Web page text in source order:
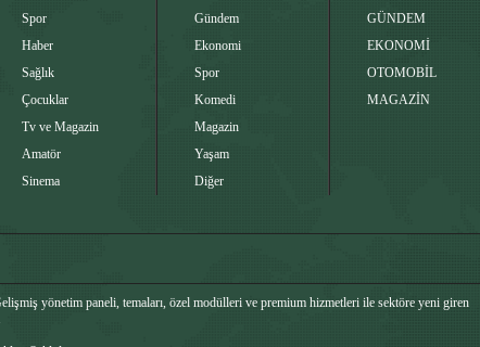
Spor
Haber
Sağlık
Çocuklar
Tv ve Magazin
Amatör
Sinema
Gündem
Ekonomi
Spor
Komedi
Magazin
Yaşam
Diğer
GÜNDEM
EKONOMİ
OTOMOBİL
MAGAZİN
yönetim paneli, temaları, özel modülleri ve premium hizmetleri ile sektöre yeni giren